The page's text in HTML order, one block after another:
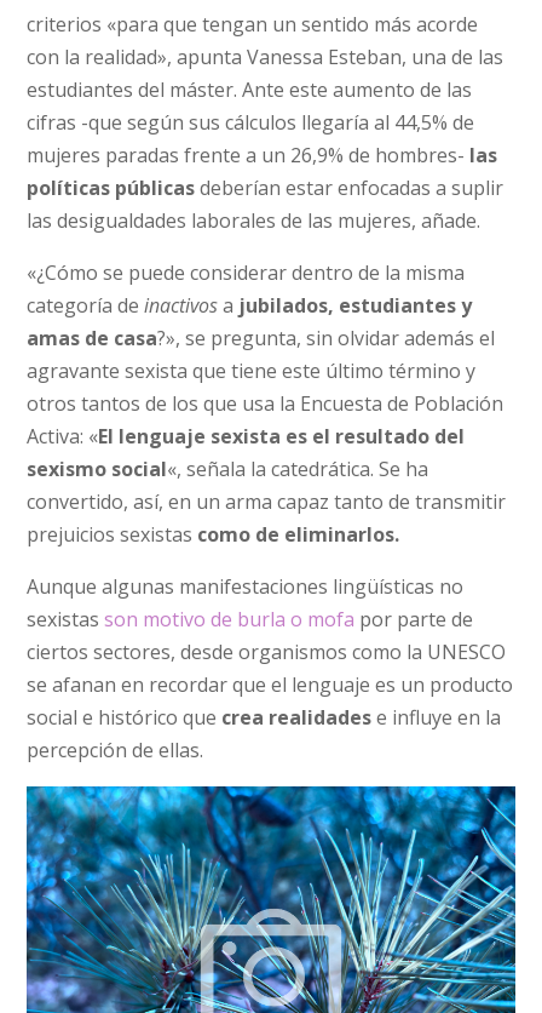
criterios «para que tengan un sentido más acorde
con la realidad», apunta Vanessa Esteban, una de las
estudiantes del máster. Ante este aumento de las
cifras -que según sus cálculos llegaría al 44,5% de
mujeres paradas frente a un 26,9% de hombres- las
políticas públicasdeberían estar enfocadas a suplir
las desigualdades laborales de las mujeres, añade.
«¿Cómo se puede considerar dentro de la misma
categoría deinactivosa jubilados, estudiantes y
amas de casa?», se pregunta, sin olvidar además el
agravante sexista que tiene este último término y
otros tantos de los que usa la Encuesta de Población
Activa: «El lenguaje sexista es el resultado del
sexismo social«, señala la catedrática. Se ha
convertido, así, en un arma capaz tanto de transmitir
prejuicios sexistas como de eliminarlos.
Aunque algunas manifestaciones lingüísticas no
sexistasson motivo de burla o mofa por parte de
ciertos sectores, desde organismos como la UNESCO
se afanan en recordar que el lenguaje es un producto
social e histórico que crea realidadese influye en la
percepción de ellas.